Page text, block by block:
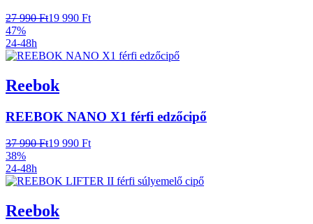
27 990 Ft19 990 Ft
47%
24-48h
Reebok
REEBOK NANO X1 férfi edzőcipő
37 990 Ft19 990 Ft
38%
24-48h
Reebok